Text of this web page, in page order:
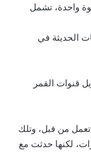
واحدة، تشمل
الحديثة في
قنوات القمر
تعمل من قبل، وتلك
لكنها حدثت مع